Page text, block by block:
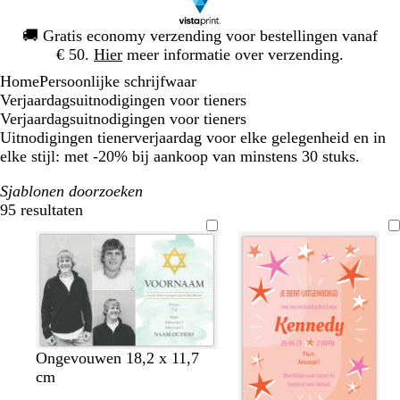
🚚 Gratis economy verzending voor bestellingen vanaf
€ 50. Hier meer informatie over verzending.
1
HomePersoonlijke schrijfwaar
Verjaardagsuitnodigingen voor tieners
Verjaardagsuitnodigingen voor tieners
Uitnodigingen tienerverjaardag voor elke gelegenheid en in
elke stijl: met -20% bij aankoop van minstens 30 stuks.
Sjablonen doorzoeken
95 resultaten
Filters
w
i
w
i
Ongevouwen 18,2 x 11,7
cm